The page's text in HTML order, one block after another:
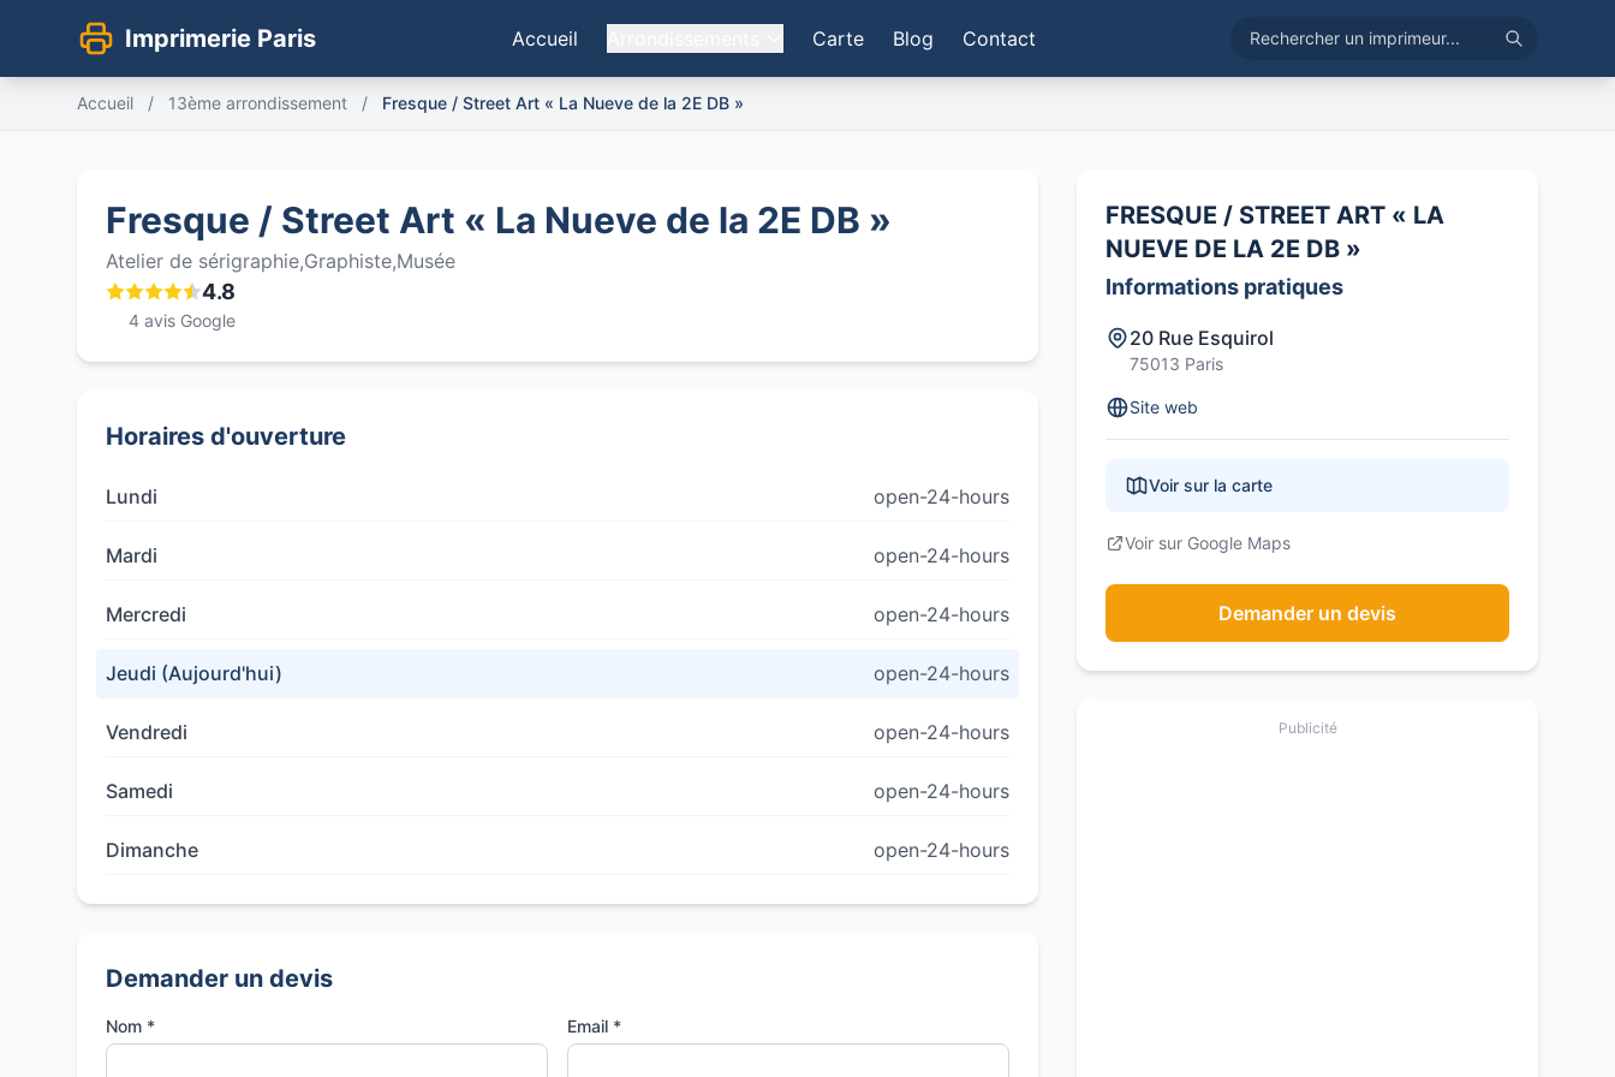
Imprimerie Paris Accueil Carte Blog Contact
Accueil / 13ème arrondissement / Fresque / Street Art « La Nueve de la 2E DB »
Fresque / Street Art « La Nueve de la 2E DB »
Atelier de sérigraphie,Graphiste,Musée
4.8
4 avis Google
Horaires d'ouverture
Lundi open-24-hours
Mardi open-24-hours
Mercredi open-24-hours
Jeudi (Aujourd'hui) open-24-hours
Vendredi open-24-hours
Samedi open-24-hours
Dimanche open-24-hours
Demander un devis
Nom * Email *
FRESQUE / STREET ART « LA
NUEVE DE LA 2E DB »
Informations pratiques
20 Rue Esquirol
75013 Paris
Site web
Voir sur la carte
Voir sur Google Maps
Demander un devis
Publicité